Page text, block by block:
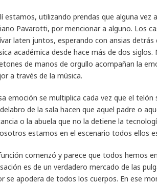
estamos, utilizando prendas que alguna
Pavarotti, por mencionar a alguno. Los
laten juntos, esperando con ansias
académica desde hace más de dos
de manos de orgullo acompañan la
a través de la música.
emoción se multiplica cada vez que el
de la sala hacen que aquel padre o
o la abuela que no la detiene la
estamos en el escenario todos ellos
comenzó y parece que todos hemos
es de un verdadero mercado de las
se apodera de todos los cuerpos. En ese